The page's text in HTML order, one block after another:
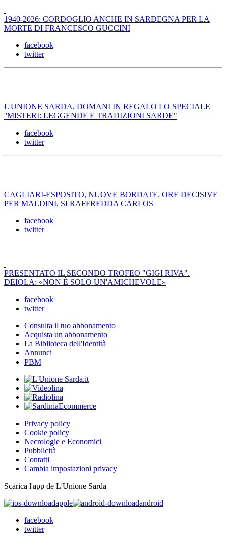
1940-2026: CORDOGLIO ANCHE IN SARDEGNA PER LA
MORTE DI FRANCESCO GUCCINI
facebook
twitter
L'UNIONE SARDA, DOMANI IN REGALO LO SPECIALE
''MISTERI: LEGGENDE E TRADIZIONI SARDE"
facebook
twitter
CAGLIARI-ESPOSITO, NUOVE BORDATE. ORE DECISIVE
PER MALDINI, SI RAFFREDDA CARLOS
facebook
twitter
PRESENTATO IL SECONDO TROFEO "GIGI RIVA".
DEIOLA: «NON È SOLO UN'AMICHEVOLE»
facebook
twitter
Consulta il tuo abbonamento
Acquista un abbonamento
La Biblioteca dell'Identità
Annunci
PBM
Privacy policy
Cookie policy
Necrologie e Economici
Pubblicità
Contatti
Cambia impostazioni privacy
Scarica l'app de L'Unione Sarda
apple
android
facebook
twitter